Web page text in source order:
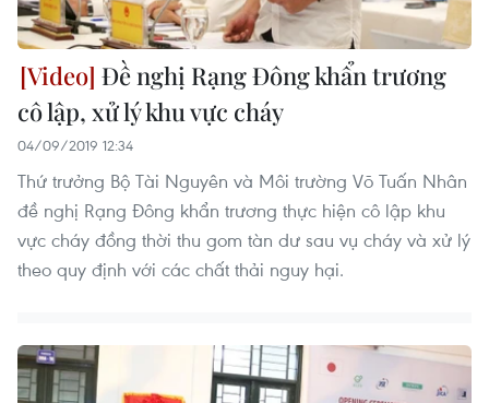
Đề nghị Rạng Đông khẩn trương
cô lập, xử lý khu vực cháy
04/09/2019 12:34
Thứ trưởng Bộ Tài Nguyên và Môi trường Võ Tuấn Nhân
đề nghị Rạng Đông khẩn trương thực hiện cô lập khu
vực cháy đồng thời thu gom tàn dư sau vụ cháy và xử lý
theo quy định với các chất thải nguy hại.